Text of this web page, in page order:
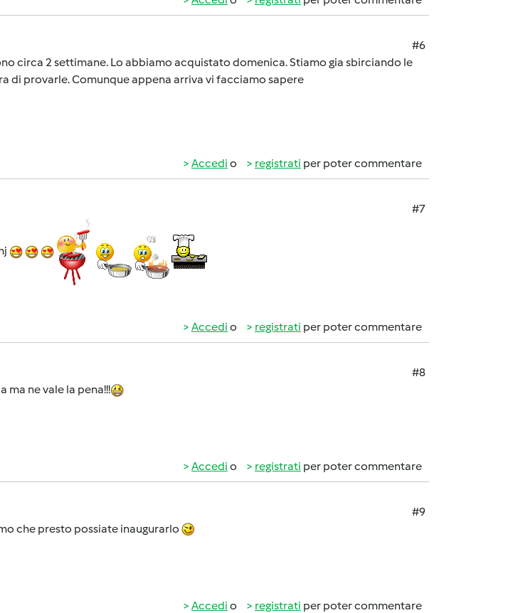
#6
circa 2 settimane. Lo abbiamo acquistato domenica. Stiamo gia sbirciando le
di provarle. Comunque appena arriva vi facciamo sapere
Accedi o registrati per poter commentare
#7
Accedi o registrati per poter commentare
#8
ma ne vale la pena!!!
Accedi o registrati per poter commentare
#9
che presto possiate inaugurarlo
Accedi o registrati per poter commentare